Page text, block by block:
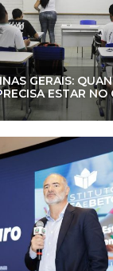
GERAIS:
ESTAR NO